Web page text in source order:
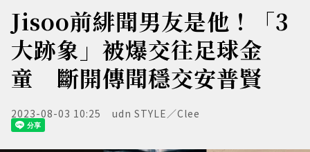
Jisoo前緋聞男友是他！「3
大跡象」被爆交往足球金
童 斷開傳聞穩交安普賢
2023-08-03 10:25 udn STYLE／Clee